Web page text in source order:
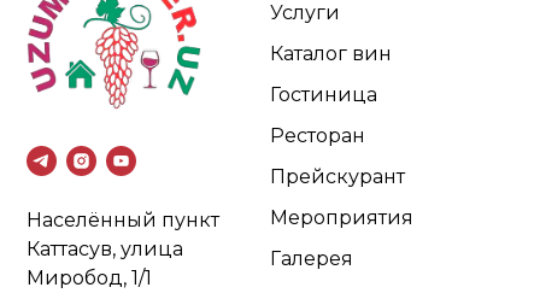
Населённый пункт
Каттасув, улица
Миробод, 1/1
Услуги
Каталог вин
Гостиница
Ресторан
Прейскурант
Мероприятия
Галерея